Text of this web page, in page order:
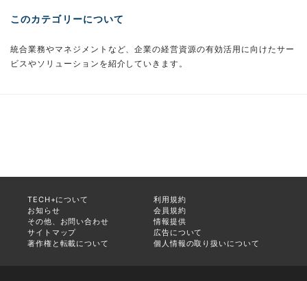
このカテゴリーについて
統合業務やマネジメントなど、企業の経営資源の有効活用に向けたサー
ビスやソリューションを紹介していきます。
TECH+について
利用規約
お知らせ
会員規約
その他、お問い合わせ
情報提供
サイトマップ
広告について
著作権と転載について
個人情報の取り扱いについて